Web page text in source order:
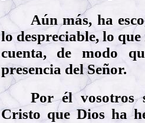
Aún más, ha
lo despreciable, lo
cuenta, de modo
presencia del Señor.
Por él vosotros
Cristo que Dios ha